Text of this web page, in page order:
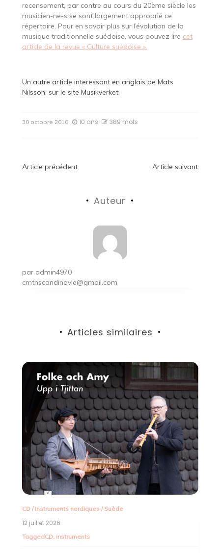
recensement, par contre au cours du 20ème siècle les
musicien-ne-s se sont largement approprié ce
répertoire. Pour en savoir plus sur l’évolution de la
musique traditionnelle suédoise, vous pouvez lire cet
article de la revue « Culture suédoise ».
Un autre article interessant en anglais de Mats
Nilsson. sur le site Musikverket
30 octobre 2016 10 ans 389 mots
Navigation
Article précédent Article suivant
Auteur
par admin4970
cmtnscandinavie@gmail.com
Articles similaires
CD/ Instruments nordiques/ Suède
12 juillet 2026
TaggedCD, instruments